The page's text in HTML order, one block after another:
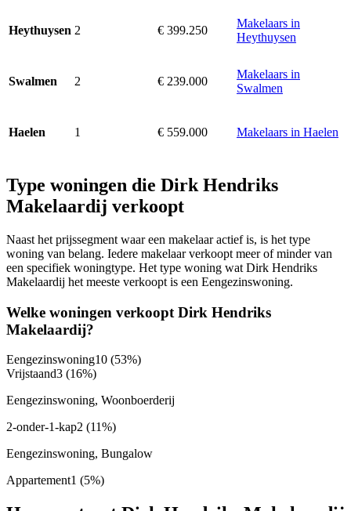
Heythuysen 2 € 399.250
Makelaars in
Heythuysen
Swalmen 2 € 239.000
Makelaars in
Swalmen
Haelen 1 € 559.000 Makelaars in Haelen
Type woningen die Dirk Hendriks
Makelaardij verkoopt
Naast het prijssegment waar een makelaar actief is, is het type
woning van belang. Iedere makelaar verkoopt meer of minder van
een specifiek woningtype. Het type woning wat Dirk Hendriks
Makelaardij het meeste verkoopt is een Eengezinswoning.
Welke woningen verkoopt Dirk Hendriks
Makelaardij?
Eengezinswoning10 (53%)
Vrijstaand3 (16%)
Eengezinswoning, Woonboerderij
2-onder-1-kap2 (11%)
Eengezinswoning, Bungalow
Appartement1 (5%)